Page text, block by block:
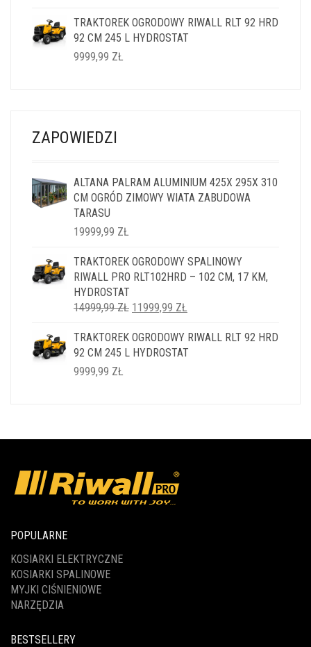
WYNOSIŁA:
14999,99 ZŁ.
WYNOSI:
11999,99 ZŁ.
TRAKTOREK OGRODOWY RIWALL RLT 92 HRD
92 CM 245 L HYDROSTAT
9999,99 ZŁ
ZAPOWIEDZI
ALTANA PALRAM ALUMINIUM 425X 295X 310
CM OGRÓD ZIMOWY WIATA ZABUDOWA
TARASU
19999,99 ZŁ
TRAKTOREK OGRODOWY SPALINOWY
RIWALL PRO RLT102HRD – 102 CM, 17 KM,
HYDROSTAT
14999,99ZŁ PIERWOTNA
WYNOSIŁA:
14999,99 ZŁ.
11999,99 ZŁ
WYNOSI:
11999,99 ZŁ.
TRAKTOREK OGRODOWY RIWALL RLT 92 HRD
92 CM 245 L HYDROSTAT
9999,99 ZŁ
POPULARNE
KOSIARKI ELEKTRYCZNE
KOSIARKI SPALINOWE
MYJKI CIŚNIENIOWE
NARZĘDZIA
BESTSELLERY